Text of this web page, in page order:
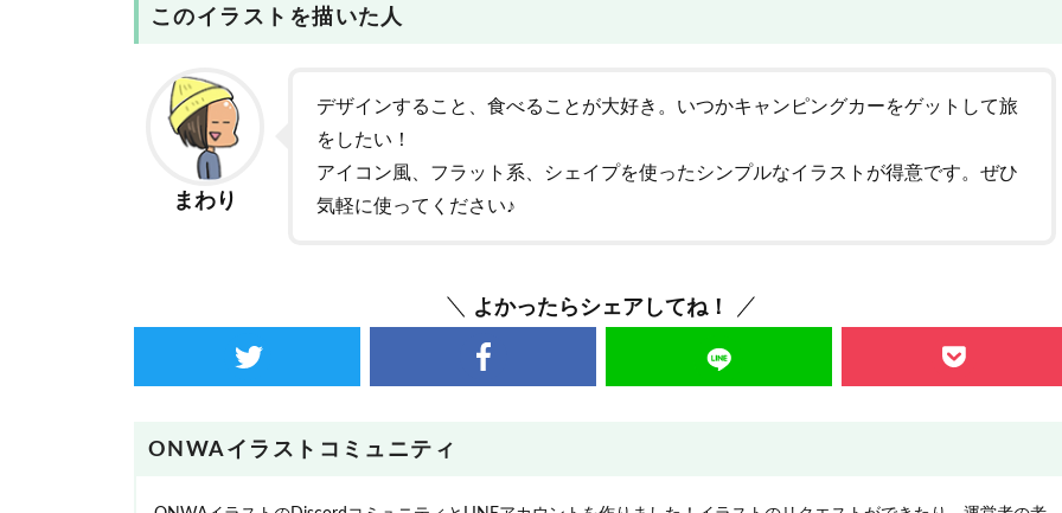
このイラストを描いた人
まわり
デザインすること、食べることが大好き。いつかキャンピングカーをゲットして旅
をしたい！
アイコン風、フラット系、シェイプを使ったシンプルなイラストが得意です。ぜひ
気軽に使ってください♪
よかったらシェアしてね！
ONWAイラストコミュニティ